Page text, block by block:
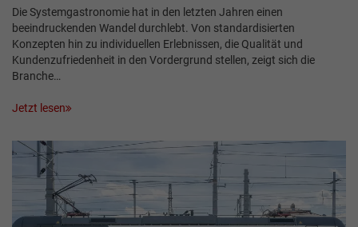
Die Systemgastronomie hat in den letzten Jahren einen
beeindruckenden Wandel durchlebt. Von standardisierten
Konzepten hin zu individuellen Erlebnissen, die Qualität und
Kundenzufriedenheit in den Vordergrund stellen, zeigt sich die
Branche…
Jetzt lesen